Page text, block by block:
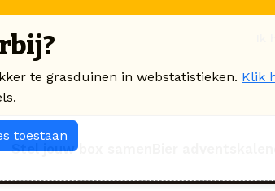
Stel jouw box samen
te grasduinen in webstatistieken. Klik
toestaan